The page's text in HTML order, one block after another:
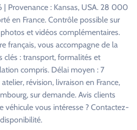
Provenance : Kansas, USA. 28 000
en France. Contrôle possible sur
et vidéos complémentaires.
français, vous accompagne de la
clés : transport, formalités et
compris. Délai moyen : 7
révision, livraison en France,
sur demande. Avis clients
véhicule vous intéresse ? Contactez-